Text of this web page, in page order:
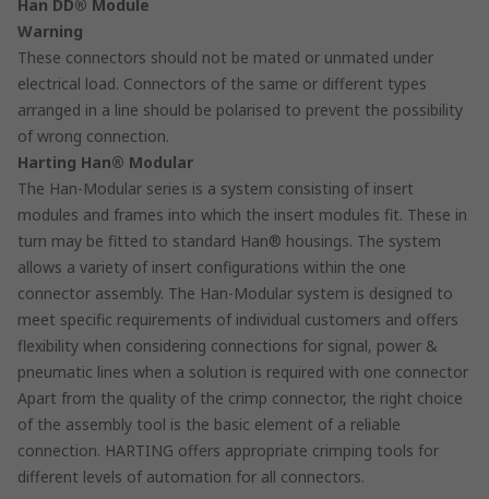
Han DD® Module
Warning
These connectors should not be mated or unmated under
electrical load. Connectors of the same or different types
arranged in a line should be polarised to prevent the possibility
of wrong connection.
Harting Han® Modular
The Han-Modular series is a system consisting of insert
modules and frames into which the insert modules fit. These in
turn may be fitted to standard Han® housings. The system
allows a variety of insert configurations within the one
connector assembly. The Han-Modular system is designed to
meet specific requirements of individual customers and offers
flexibility when considering connections for signal, power &
pneumatic lines when a solution is required with one connector
Apart from the quality of the crimp connector, the right choice
of the assembly tool is the basic element of a reliable
connection. HARTING offers appropriate crimping tools for
different levels of automation for all connectors.